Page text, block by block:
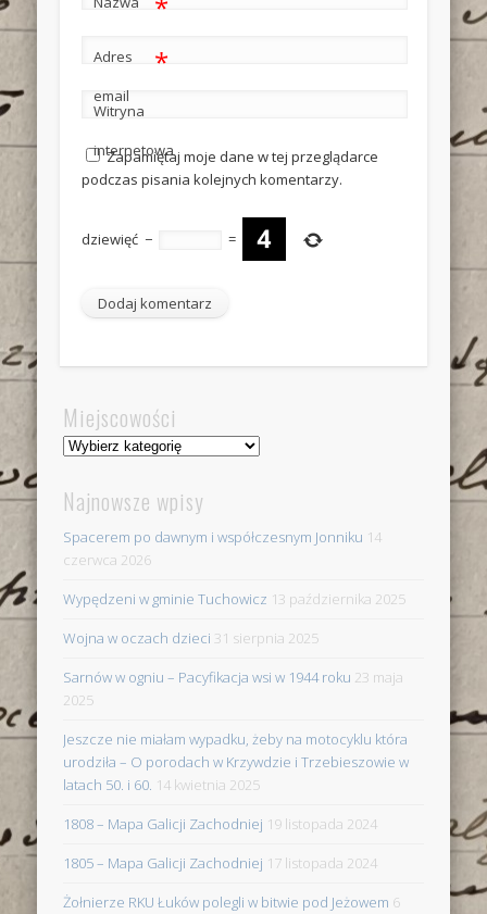
Adres
email
*
Witryna
internetowa
Zapamiętaj moje dane w tej przeglądarce
podczas pisania kolejnych komentarzy.
dziewięć − =
Miejscowości
Miejscowości
Najnowsze wpisy
Spacerem po dawnym i współczesnym Jonniku 14
czerwca 2026
Wypędzeni w gminie Tuchowicz 13 października 2025
Wojna w oczach dzieci 31 sierpnia 2025
Sarnów w ogniu – Pacyfikacja wsi w 1944 roku 23 maja
2025
Jeszcze nie miałam wypadku, żeby na motocyklu która
urodziła – O porodach w Krzywdzie i Trzebieszowie w
latach 50. i 60. 14 kwietnia 2025
1808 – Mapa Galicji Zachodniej 19 listopada 2024
1805 – Mapa Galicji Zachodniej 17 listopada 2024
Żołnierze RKU Łuków polegli w bitwie pod Jeżowem 6